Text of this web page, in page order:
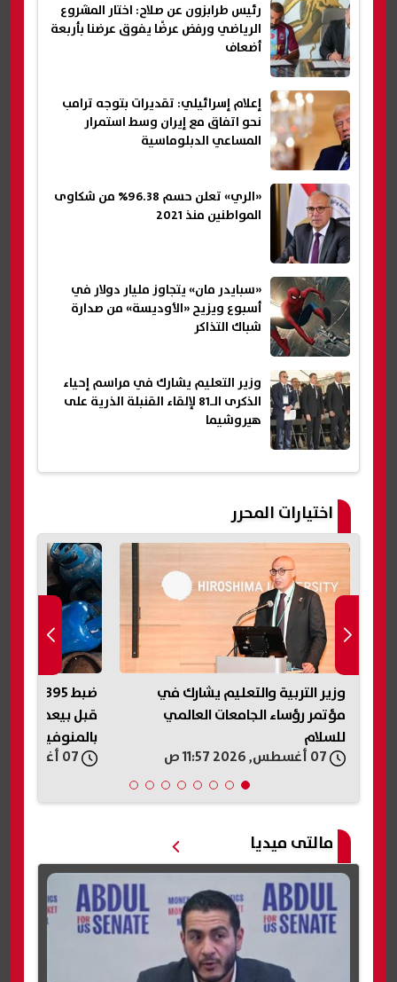
رئيس طرابزون عن صلاح: اختار المشروع
الرياضي ورفض عرضًا يفوق عرضنا بأربعة
أضعاف
إعلام إسرائيلي: تقديرات بتوجه ترامب
نحو اتفاق مع إيران وسط استمرار
المساعي الدبلوماسية
«الري» تعلن حسم 96.38% من شكاوى
المواطنين منذ 2021
«سبايدر مان» يتجاوز مليار دولار في
أسبوع ويزيح «الأوديسة» من صدارة
شباك التذاكر
وزير التعليم يشارك في مراسم إحياء
الذكرى الـ81 لإلقاء القنبلة الذرية على
هيروشيما
اختيارات المحرر
وزير التربية والتعليم يشارك في
مؤتمر رؤساء الجامعات العالمي
للسلام
قبل بيعها في
بالمنوفية
مالتى ميديا